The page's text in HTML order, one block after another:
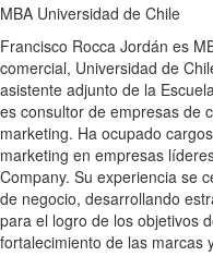
MBA Universidad de Chile
Francisco Rocca Jordán es
comercial, Universidad de
asistente adjunto de la
es consultor de empresas de
marketing. Ha ocupado
marketing en empresas
Company. Su experiencia se
de negocio, desarrollando
para el logro de los objetivos
fortalecimiento de las marcas